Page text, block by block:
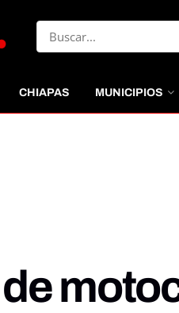
CHIAPAS MUNICIPIOS